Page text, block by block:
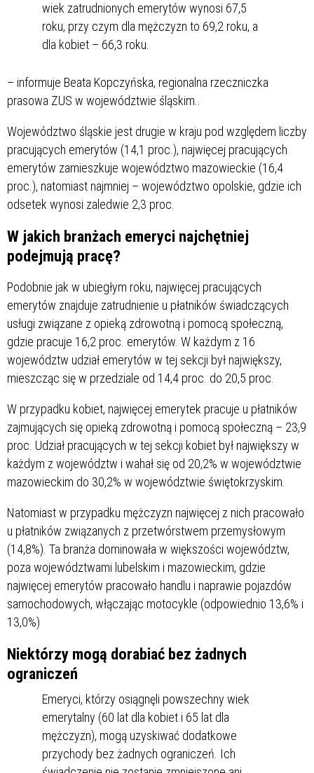
wiek zatrudnionych emerytów wynosi 67,5
roku, przy czym dla mężczyzn to 69,2 roku, a
dla kobiet – 66,3 roku.
– informuje Beata Kopczyńska, regionalna rzeczniczka
prasowa ZUS w województwie śląskim..
Województwo śląskie jest drugie w kraju pod względem liczby
pracujących emerytów (14,1 proc.), najwięcej pracujących
emerytów zamieszkuje województwo mazowieckie (16,4
proc.), natomiast najmniej – województwo opolskie, gdzie ich
odsetek wynosi zaledwie 2,3 proc.
W jakich branżach emeryci najchętniej
podejmują pracę?
Podobnie jak w ubiegłym roku, najwięcej pracujących
emerytów znajduje zatrudnienie u płatników świadczących
usługi związane z opieką zdrowotną i pomocą społeczną,
gdzie pracuje 16,2 proc. emerytów. W każdym z 16
województw udział emerytów w tej sekcji był największy,
mieszcząc się w przedziale od 14,4 proc. do 20,5 proc.
W przypadku kobiet, najwięcej emerytek pracuje u płatników
zajmujących się opieką zdrowotną i pomocą społeczną – 23,9
proc. Udział pracujących w tej sekcji kobiet był największy w
każdym z województw i wahał się od 20,2% w województwie
mazowieckim do 30,2% w województwie świętokrzyskim.
Natomiast w przypadku mężczyzn najwięcej z nich pracowało
u płatników związanych z przetwórstwem przemysłowym
(14,8%). Ta branża dominowała w większości województw,
poza województwami lubelskim i mazowieckim, gdzie
najwięcej emerytów pracowało handlu i naprawie pojazdów
samochodowych, włączając motocykle (odpowiednio 13,6% i
13,0%)
Niektórzy mogą dorabiać bez żadnych
ograniczeń
Emeryci, którzy osiągnęli powszechny wiek
emerytalny (60 lat dla kobiet i 65 lat dla
mężczyzn), mogą uzyskiwać dodatkowe
przychody bez żadnych ograniczeń. Ich